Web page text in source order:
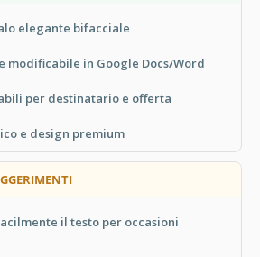
elegante bifacciale
modificabile in Google Docs/Word
per destinatario e offerta
e design premium
il testo per occasioni